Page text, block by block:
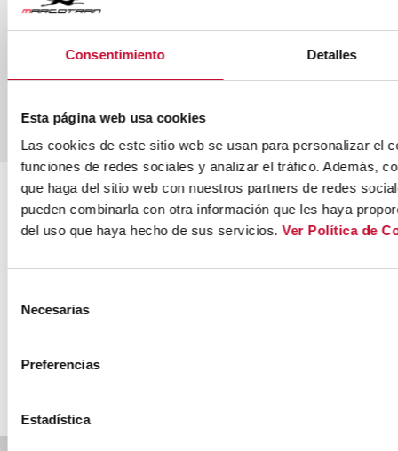
Consentimiento Detalles
Esta página web usa cookies
Las cookies de este sitio web se usan para personalizar el
funciones de redes sociales y analizar el tráfico. Además,
que haga del sitio web con nuestros partners de redes
pueden combinarla con otra información que les haya
del uso que haya hecho de sus servicios.Ver Política de
Necesarias
Preferencias
Estadística
DE
TRÁFICO
Flota propia
especializada
Cobertura
Inversión en